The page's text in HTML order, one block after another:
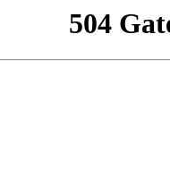
504